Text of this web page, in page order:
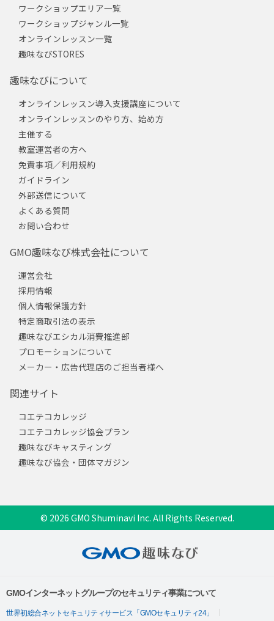
ワークショップエリア一覧
ワークショップジャンル一覧
オンラインレッスン一覧
趣味なびSTORES
趣味なびについて
オンラインレッスン導入支援講座について
オンラインレッスンのやり方、始め方
主催する
教室運営者の方へ
免責事項／利用規約
ガイドライン
外部送信について
よくある質問
お問い合わせ
GMO趣味なび株式会社について
運営会社
採用情報
個人情報保護方針
特定商取引法の表示
趣味なびエシカル消費推進部
プロモーションについて
メーカー・広告代理店のご担当者様へ
関連サイト
コエテコカレッジ
コエテコカレッジ協会プラン
趣味なびキャスティング
趣味なび協会・団体マガジン
© 2026 GMO Shuminavi Inc. All Rights Reserved.